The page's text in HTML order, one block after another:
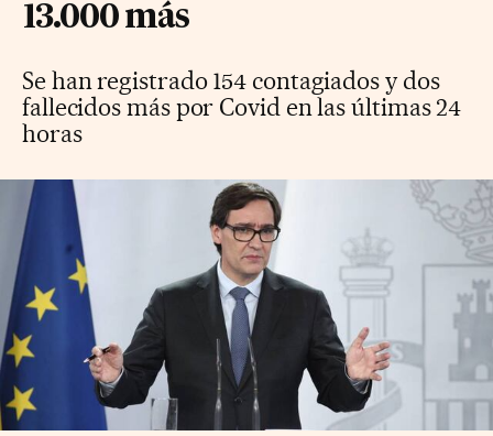
13.000 más
Se han registrado 154 contagiados y dos
fallecidos más por Covid en las últimas 24
horas